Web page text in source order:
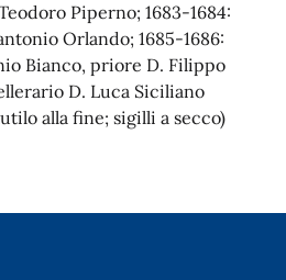
Piperno; 1683-1684:
Orlando; 1685-1686:
Bianco, priore D. Filippo
D. Luca Siciliano
alla fine; sigilli a secco)